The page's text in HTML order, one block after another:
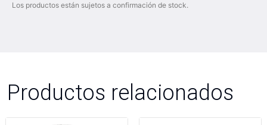
Los productos están sujetos a confirmación de stock.
Productos relacionados